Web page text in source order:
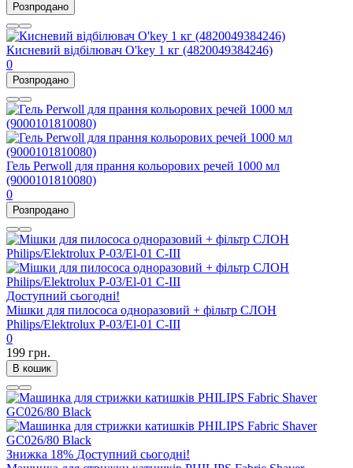
Розпродано
Кисневий відбілювач O'key 1 кг (4820049384246)
0
Розпродано
Гель Perwoll для прання кольорових речей 1000 мл
(9000101810080)
0
Розпродано
Доступний сьогодні!
Мішки для пилососа одноразовий + фільтр СЛОН
Philips/Elektrolux P-03/El-01 C-III
0
199 грн.
В кошик
Знижка 18% Доступний сьогодні!